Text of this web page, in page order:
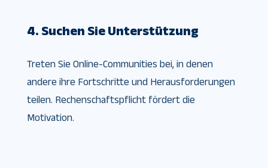
4. Suchen Sie Unterstützung
Treten Sie Online-Communities bei, in denen
andere ihre Fortschritte und Herausforderungen
teilen. Rechenschaftspflicht fördert die
Motivation.